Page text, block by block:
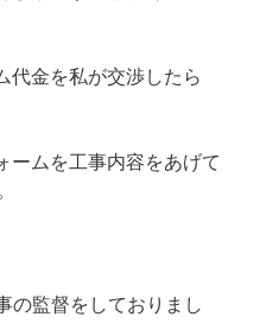
代金を私が交渉したら
ームを工事内容をあげて
の監督をしておりまし